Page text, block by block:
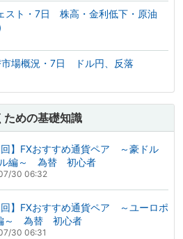
スト・7日 株高・金利低下・原油
市場概況・7日 ドル円、反落
ための基礎知識
回】FXおすすめ通貨ペア ～豪ドル
編～ 為替 初心者
30 06:32
回】FXおすすめ通貨ペア ～ユーロポ
～ 為替 初心者
30 06:31